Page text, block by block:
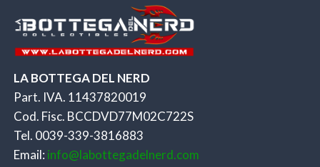
LA BOTTEGA DEL NERD
Part. IVA. 11437820019
Cod. Fisc. BCCDVD77M02C722S
Tel. 0039-339-3816883
Email: info@labottegadelnerd.com